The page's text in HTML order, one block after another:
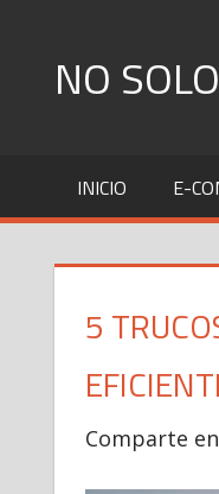
contentNO
que
una
saber
INICIO E-
5
Comparte